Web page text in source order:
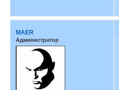
MAER
Администратор